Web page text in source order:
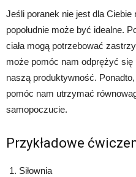
Jeśli poranek nie jest dla
popołudnie może być idealne.
ciała mogą potrzebować
może pomóc nam odprężyć
naszą produktywność.
pomóc nam utrzymać
samopoczucie.
Przykładowe
Siłownia